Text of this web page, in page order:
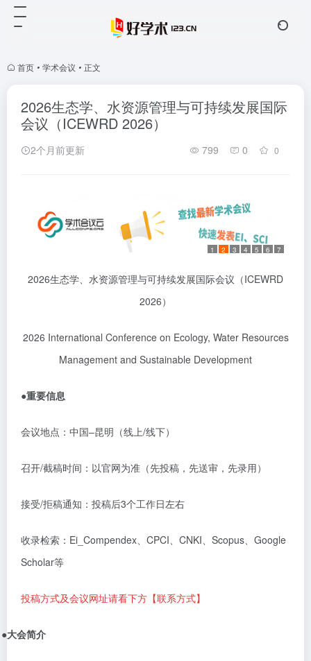
首页 • 学术会议 • 正文
2026生态学、水资源管理与可持续发展国际
会议（ICEWRD 2026）
2个月前更新 799 0 0
1 2 3 4 5 6 7
2026生态学、水资源管理与可持续发展国际会议（ICEWRD
2026）
2026 International Conference on Ecology, Water Resources
Management and Sustainable Development
●重要信息
会议地点：中国–昆明（线上/线下）
召开/截稿时间：以官网为准（先投稿，先送审，先录用）
接受/拒稿通知：投稿后3个工作日左右
收录检索： Ei_Compendex、 CPCI、 CNKI、 Scopus、 Google
Scholar等
投稿方式及会议网址请看下方【联系方式】
●大会简介